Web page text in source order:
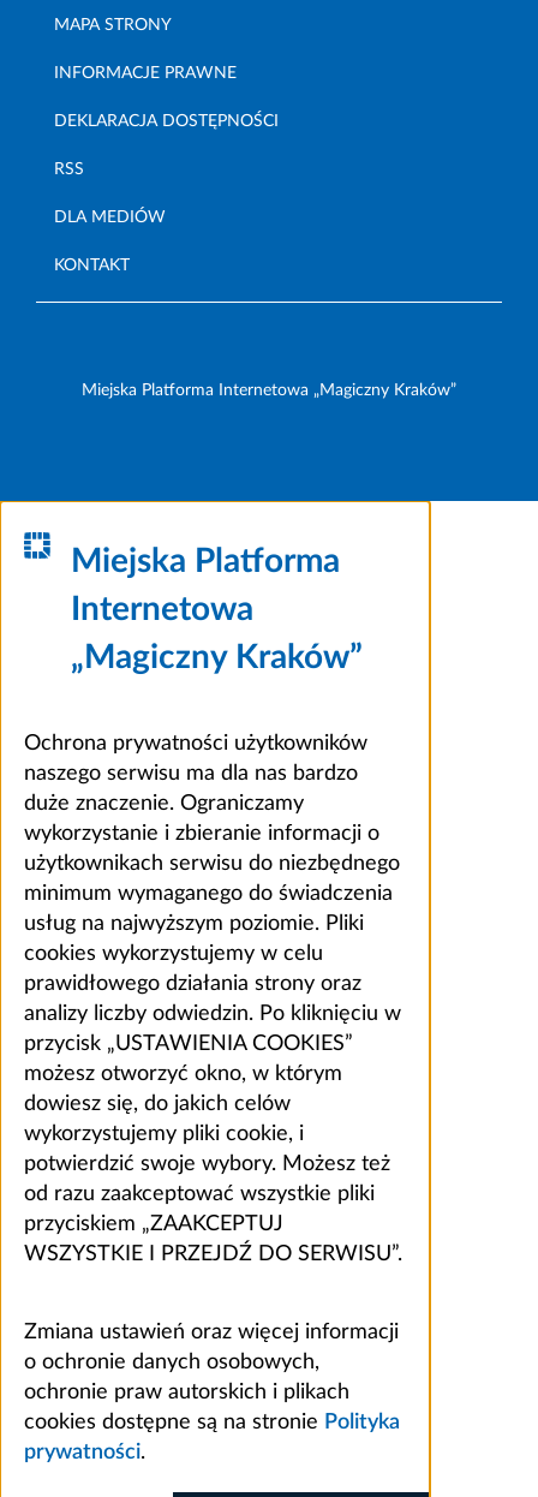
MAPA STRONY
INFORMACJE PRAWNE
DEKLARACJA DOSTĘPNOŚCI
RSS
DLA MEDIÓW
KONTAKT
Miejska Platforma Internetowa „Magiczny Kraków”
Miejska Platforma
Internetowa
„Magiczny Kraków”
Ochrona prywatności użytkowników
naszego serwisu ma dla nas bardzo
duże znaczenie. Ograniczamy
wykorzystanie i zbieranie informacji o
użytkownikach serwisu do niezbędnego
minimum wymaganego do świadczenia
usług na najwyższym poziomie. Pliki
cookies wykorzystujemy w celu
prawidłowego działania strony oraz
analizy liczby odwiedzin. Po kliknięciu w
przycisk „USTAWIENIA COOKIES”
możesz otworzyć okno, w którym
dowiesz się, do jakich celów
wykorzystujemy pliki cookie, i
potwierdzić swoje wybory. Możesz też
od razu zaakceptować wszystkie pliki
przyciskiem „ZAAKCEPTUJ
WSZYSTKIE I PRZEJDŹ DO SERWISU”.
Zmiana ustawień oraz więcej informacji
o ochronie danych osobowych,
ochronie praw autorskich i plikach
cookies dostępne są na stronie Polityka
prywatności.